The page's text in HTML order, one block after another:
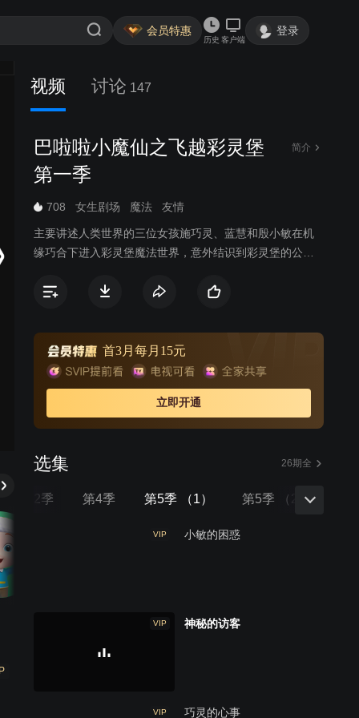
会员特惠
历史 客户端
登录
视频 讨论 147
巴啦啦小魔仙之飞越彩灵堡
第一季
简介
708 女生剧场 魔法 友情
主要讲述人类世界的三位女孩施巧灵、蓝慧和殷小敏在机
缘巧合下进入彩灵堡魔法世界，意外结识到彩灵堡的公主
俐一起对抗黑咒魔王，守护着彩灵堡和人类世界的和平。
首3月每月15元
立即开通
选集 26期全
第2季 第4季 第5季 （1） 第5季 （2）
VIP 小敏的困惑
VIP 神秘的访客
VIP 巧灵的心事